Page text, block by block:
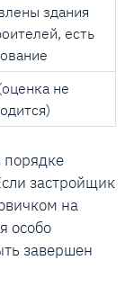
здания
есть
не
порядке
застройщик
на
особо
завершен